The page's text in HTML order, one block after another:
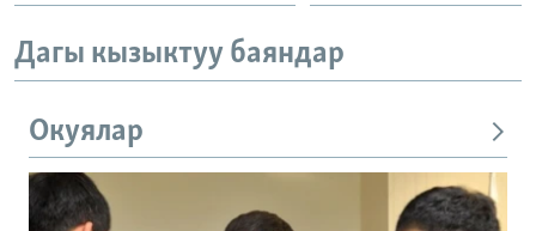
Дагы кызыктуу баяндар
Окуялар